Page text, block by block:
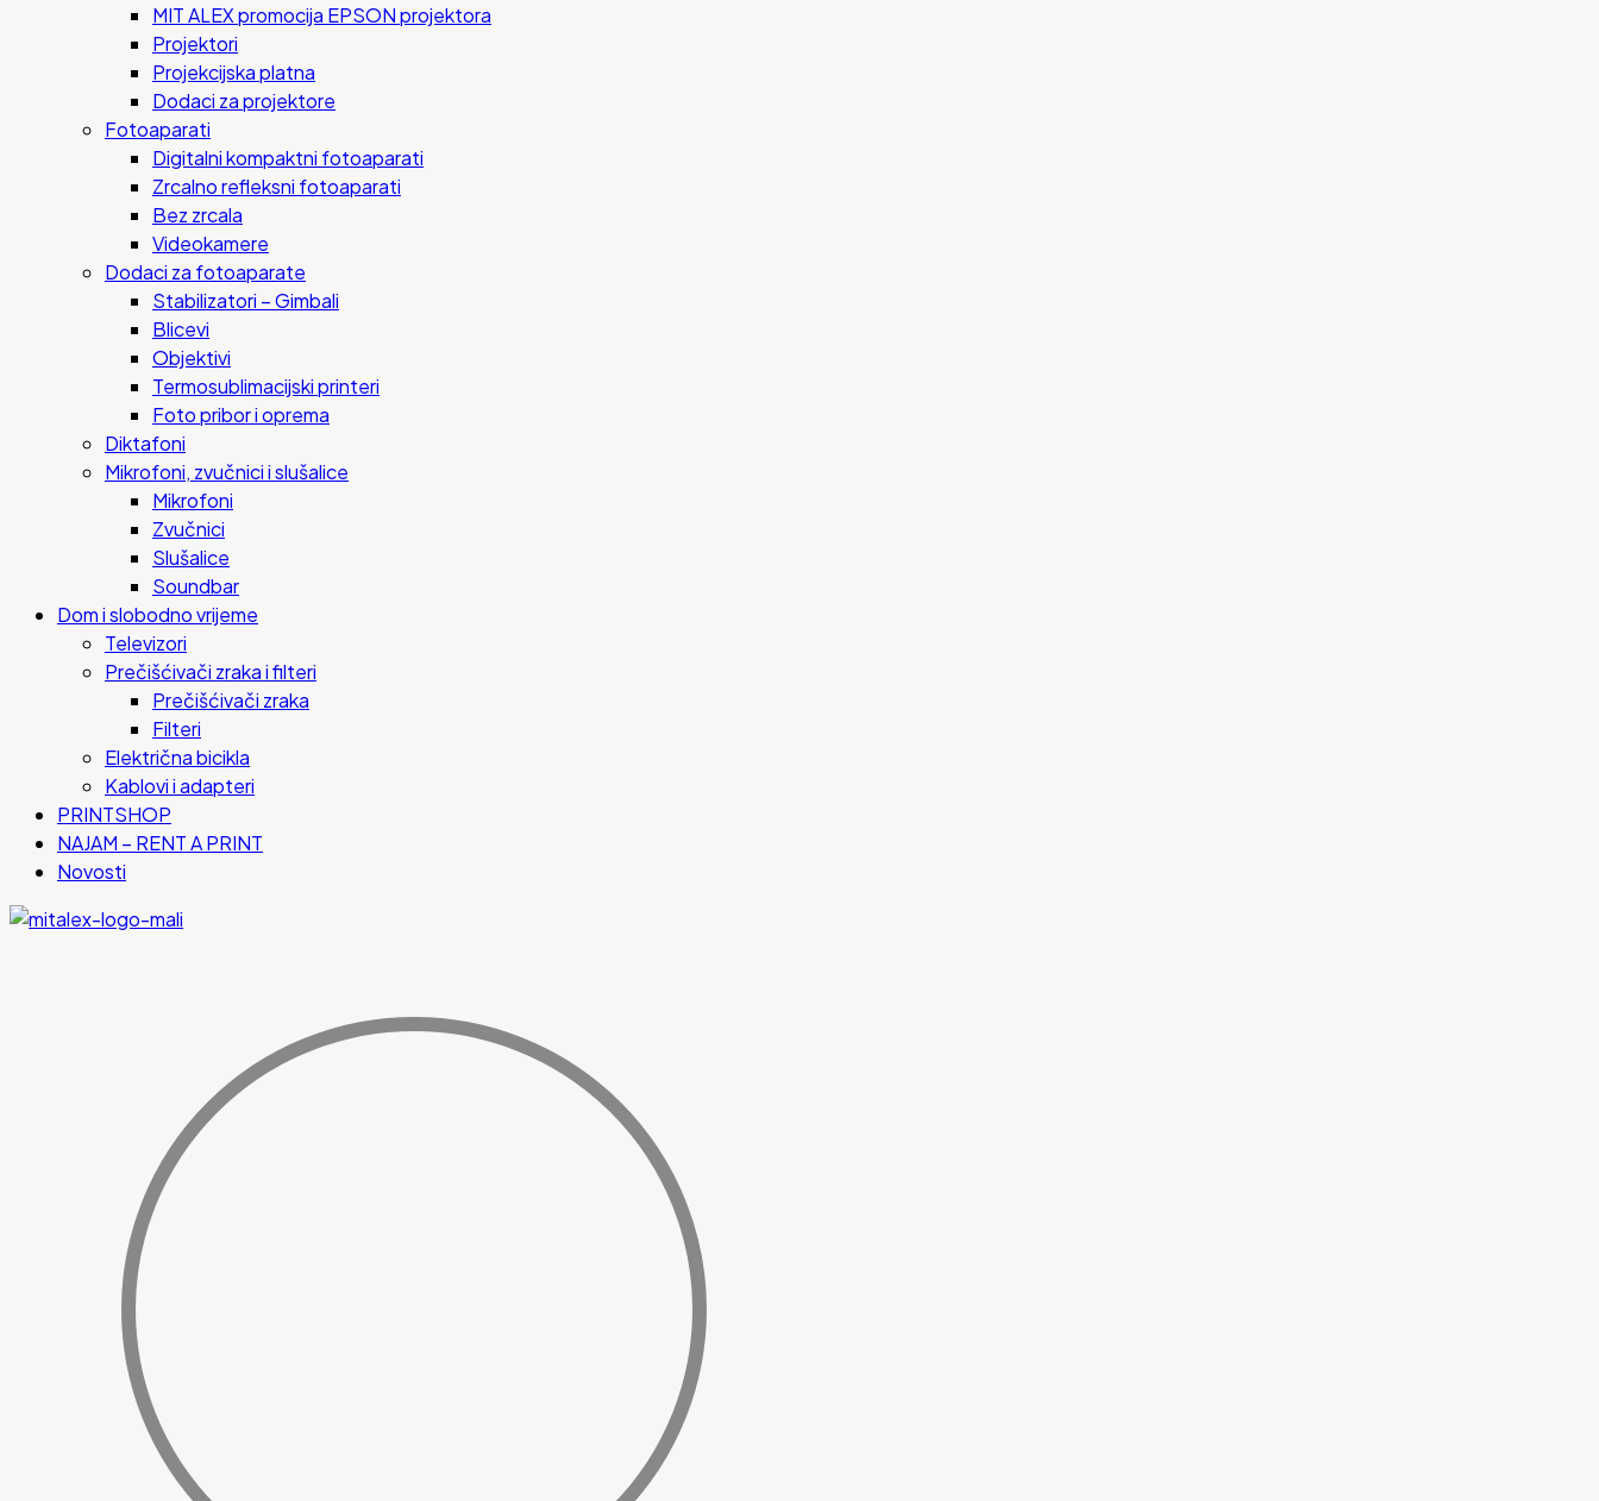
MIT ALEX promocija EPSON projektora
Projektori
Projekcijska platna
Dodaci za projektore
Fotoaparati
Digitalni kompaktni fotoaparati
Zrcalno refleksni fotoaparati
Bez zrcala
Videokamere
Dodaci za fotoaparate
Stabilizatori – Gimbali
Blicevi
Objektivi
Termosublimacijski printeri
Foto pribor i oprema
Diktafoni
Mikrofoni, zvučnici i slušalice
Mikrofoni
Zvučnici
Slušalice
Soundbar
Dom i slobodno vrijeme
Televizori
Prečišćivači zraka i filteri
Prečišćivači zraka
Filteri
Električna bicikla
Kablovi i adapteri
PRINTSHOP
NAJAM – RENT A PRINT
Novosti